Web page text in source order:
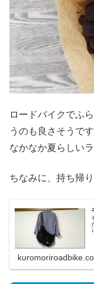
ロードバイクでふ
うのも良さそうで
なかなか夏らしい
ちなみに、持ち帰